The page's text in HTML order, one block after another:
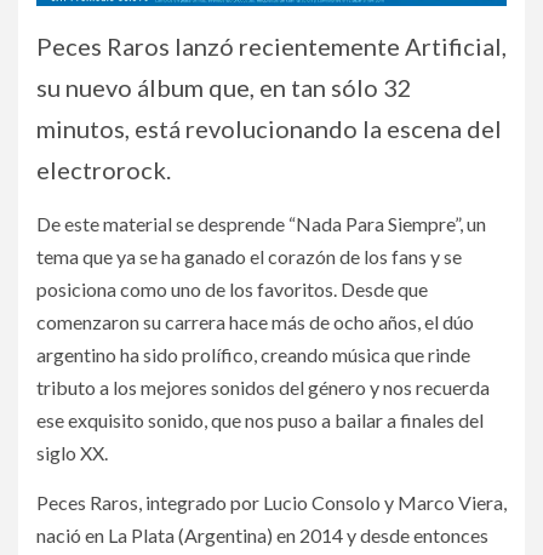
Peces Raros lanzó recientemente Artificial,
su nuevo álbum que, en tan sólo 32
minutos, está revolucionando la escena del
electrorock.
De este material se desprende “Nada Para Siempre”, un
tema que ya se ha ganado el corazón de los fans y se
posiciona como uno de los favoritos. Desde que
comenzaron su carrera hace más de ocho años, el dúo
argentino ha sido prolífico, creando música que rinde
tributo a los mejores sonidos del género y nos recuerda
ese exquisito sonido, que nos puso a bailar a finales del
siglo XX.
Peces Raros, integrado por Lucio Consolo y Marco Viera,
nació en La Plata (Argentina) en 2014 y desde entonces